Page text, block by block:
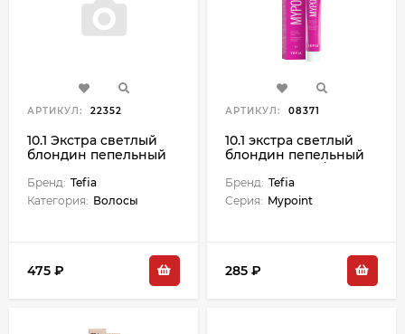
АРТИКУЛ: 22352
10.1 Экстра светлый
блондин пепельный
Бренд: Tefia
Категория: Волосы
475 ₽
АРТИКУЛ: 08371
10.1 экстра светлый
блондин пепельный
60 мл
Бренд: Tefia
Серия: Mypoint
285 ₽